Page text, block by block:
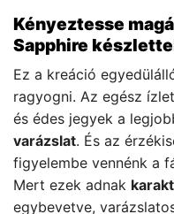
Kényeztesse
Sapphire
Ez a kreáció
ragyogni. Az egész
és édes jegyek a
varázslat. És az
figyelembe vennénk a
Mert ezek adnak
egybevetve,